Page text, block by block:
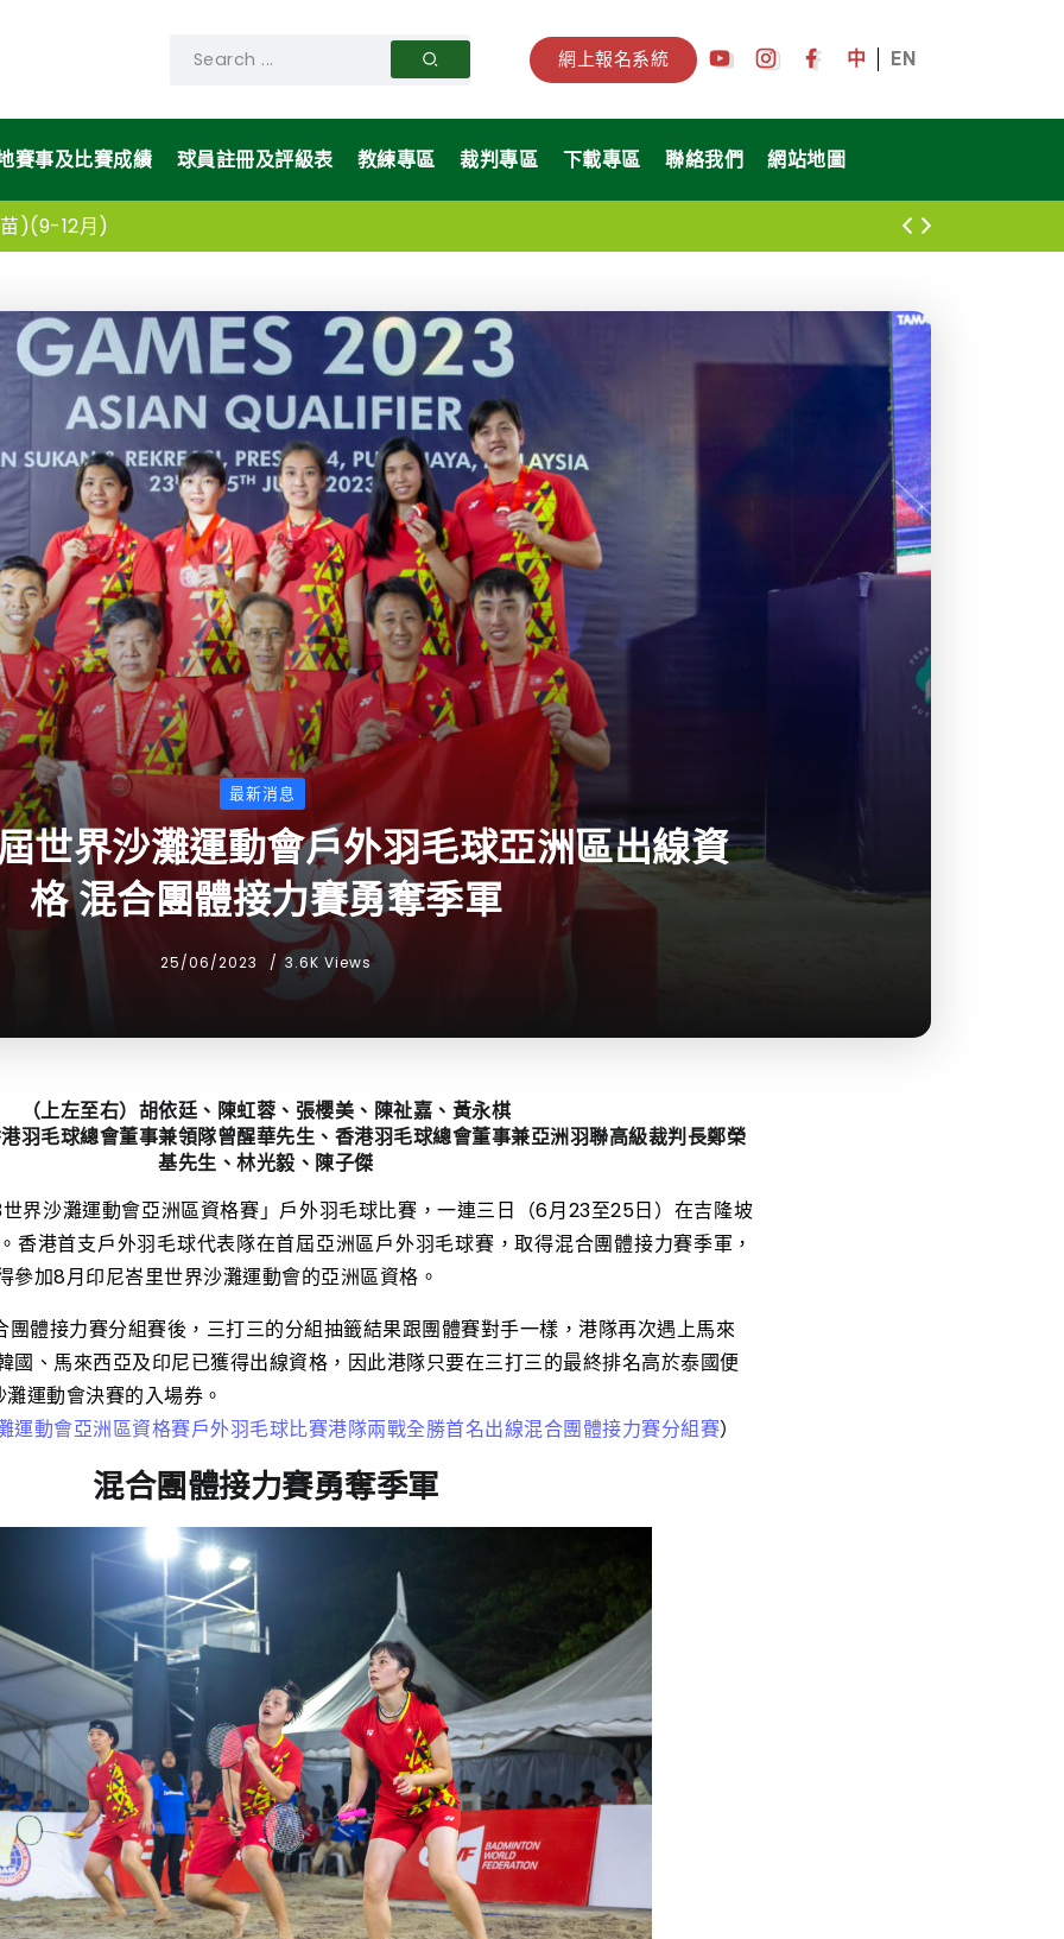
網上報名系統 中 EN
賽事及比賽成績 球員註冊及評級表 教練專區 裁判專區 下載專區 聯絡我們 網站地圖
)(9-12月)
合團體錦標賽-報名球隊名單
最新消息
世界沙灘運動會戶外羽毛球亞洲區出線資
格 混合團體接力賽勇奪季軍
25/06/2023 3.6K Views
（上左至右）胡依廷、陳虹蓉、張櫻美、陳祉嘉、黃永棋
羽毛球總會董事兼領隊曾醒華先生、香港羽毛球總會董事兼亞洲羽聯高級裁判長鄭榮
基先生、林光毅、陳子傑
界沙灘運動會亞洲區資格賽」戶外羽毛球比賽，一連三日（6月23至25日）在吉隆坡
香港首支戶外羽毛球代表隊在首屆亞洲區戶外羽毛球賽，取得混合團體接力賽季軍，
參加8月印尼峇里世界沙灘運動會的亞洲區資格。
體接力賽分組賽後，三打三的分組抽籤結果跟團體賽對手一樣，港隊再次遇上馬來
國、馬來西亞及印尼已獲得出線資格，因此港隊只要在三打三的最終排名高於泰國便
運動會決賽的入場券。
運動會亞洲區資格賽戶外羽毛球比賽港隊兩戰全勝首名出線混合團體接力賽分組賽）
混合團體接力賽勇奪季軍